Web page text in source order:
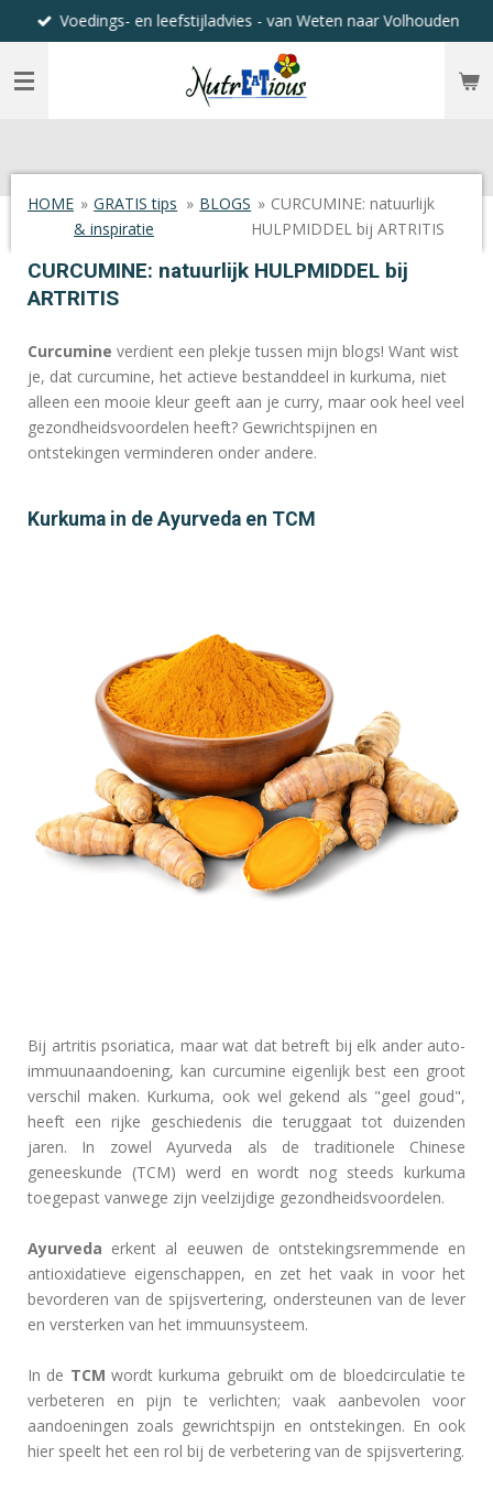
direct
naar
hoofdinhoud
Voedings- en leefstijladvies - van Weten naar Volhouden
HOME » GRATIS tips
& inspiratie
» BLOGS » CURCUMINE: natuurlijk
HULPMIDDEL bij ARTRITIS
CURCUMINE: natuurlijk HULPMIDDEL bij
ARTRITIS
Curcumine verdient een plekje tussen mijn blogs! Want wist
je, dat curcumine, het actieve bestanddeel in kurkuma, niet
alleen een mooie kleur geeft aan je curry, maar ook heel veel
gezondheidsvoordelen heeft? Gewrichtspijnen en
ontstekingen verminderen onder andere.
Kurkuma in de Ayurveda en TCM
Bij artritis psoriatica, maar wat dat betreft bij elk ander auto-
immuunaandoening, kan curcumine eigenlijk best een groot
verschil maken. Kurkuma, ook wel gekend als "geel goud",
heeft een rijke geschiedenis die teruggaat tot duizenden
jaren. In zowel Ayurveda als de traditionele Chinese
geneeskunde (TCM) werd en wordt nog steeds kurkuma
toegepast vanwege zijn veelzijdige gezondheidsvoordelen.
Ayurveda erkent al eeuwen de ontstekingsremmende en
antioxidatieve eigenschappen, en zet het vaak in voor het
bevorderen van de spijsvertering, ondersteunen van de lever
en versterken van het immuunsysteem.
In de TCM wordt kurkuma gebruikt om de bloedcirculatie te
verbeteren en pijn te verlichten; vaak aanbevolen voor
aandoeningen zoals gewrichtspijn en ontstekingen. En ook
hier speelt het een rol bij de verbetering van de spijsvertering.